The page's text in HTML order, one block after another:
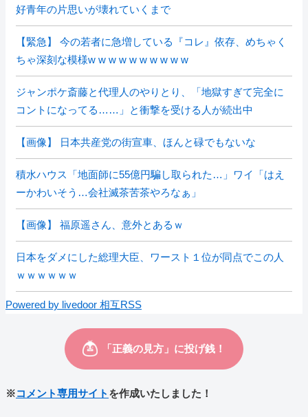
好青年の片思いが壊れていくまで
【緊急】 今の若者に急増している『コレ』依存、めちゃく
ちゃ深刻な模様w w w w w w w w w w
ジャンポケ斎藤と代理人のやりとり、「地獄すぎて完全に
コントになってる……」と衝撃を受ける人が続出中
【画像】 日本共産党の街宣車、ほんと碌でもないな
積水ハウス「地面師に55億円騙し取られた…」ワイ「はえ
ーかわいそう…会社滅茶苦茶やろなぁ」
【画像】 福原遥さん、意外とあるｗ
日本をダメにした総理大臣、ワースト１位が同点でこの人
ｗｗｗｗｗｗ
Powered by livedoor 相互RSS
※コメント専用サイト を作成いたしました！